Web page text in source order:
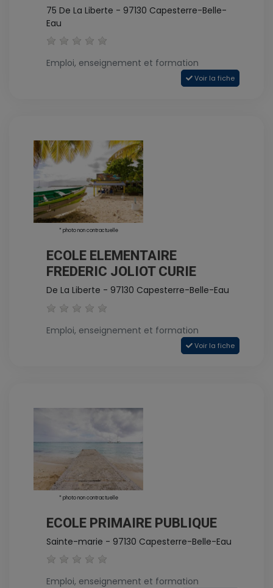
75 De La Liberte - 97130 Capesterre-Belle-
Eau
Emploi, enseignement et formation
Voir la fiche
* photo non contractuelle
ECOLE ELEMENTAIRE
FREDERIC JOLIOT CURIE
De La Liberte - 97130 Capesterre-Belle-Eau
Emploi, enseignement et formation
Voir la fiche
* photo non contractuelle
ECOLE PRIMAIRE PUBLIQUE
Sainte-marie - 97130 Capesterre-Belle-Eau
Emploi, enseignement et formation